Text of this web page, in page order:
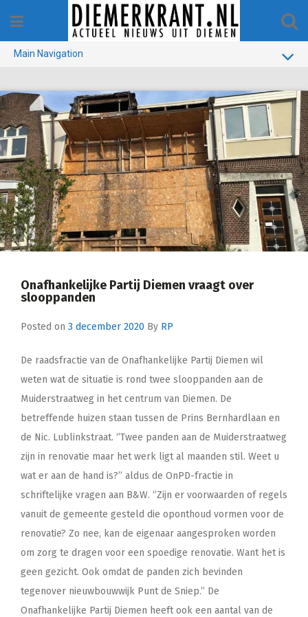
content
Main Navigation
GEMEENTE
1970-1990
VERKIEZINGEN
COLOFON
Onafhankelijke Partij Diemen vraagt over
slooppanden
Posted on 3 december 2020 By RP
De raadsfractie van de Onafhankelijke Partij Diemen wil
weten wat de situatie is rond twee slooppanden aan de
Muiderstraatweg in het centrum van Diemen. De
betreffende huizen staan tussen de Prins Bernhardlaan en
de Nic. Lublinkstraat. ‘’Twee panden aan de Muiderstraatweg
zijn in renovatie maar het werk ligt al maanden stil. Weet u
wat er aan de hand is?’’ aldus de OnPD-fractie in
schriftelijke vragen aan B&W. ‘’Zijn er voorwaarden of regels
vanuit de gemeente gesteld die oponthoud vormen voor de
renovatie? Zo nee, kan de eigenaar aangesproken worden
om zorg te dragen voor een spoedige renovatie. Want het is
geen gezicht. Ook omdat de panden zich bevinden
tegenover nieuwbouwwijk Punt de Sniep.’’ De
Onafhankelijke Partij Diemen heeft ook een aantal van de